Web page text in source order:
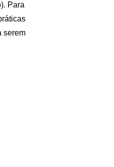
Para
serem